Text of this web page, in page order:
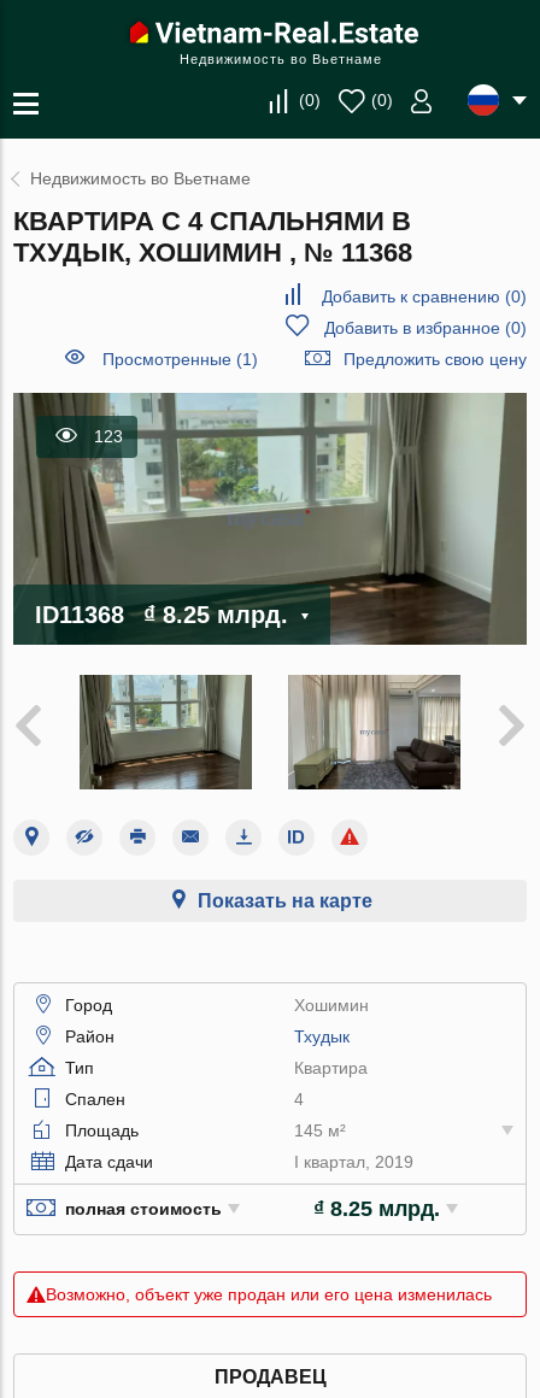
Недвижимость во Вьетнаме
(0) (0)
Недвижимость во Вьетнаме
КВАРТИРА С 4 СПАЛЬНЯМИ В
ТХУДЫК, ХОШИМИН , № 11368
Добавить к сравнению (0)
Добавить в избранное(0)
Просмотренные (1)
Предложить свою цену
123
ID11368 ₫ 8.25 млрд.
Показать на карте
Город
Хошимин
Район
Тхудык
Тип
Квартира
Спален
4
Площадь
145 м²
Дата сдачи
I квартал, 2019
полная стоимость ₫ 8.25 млрд.
Возможно, объект уже продан или его цена изменилась
ПРОДАВЕЦ